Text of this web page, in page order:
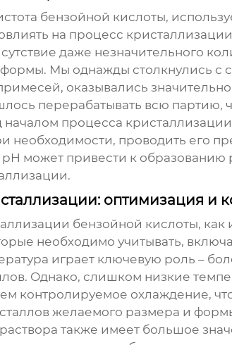
бензойной кислоты,
на процесс
даже незначительного
Мы однажды столкнулись с
оказывались
перерабатывать всю партию,
началом процесса
необходимости, проводить его
может привести к образованию
оптимизация и
бензойной кислоты, как
необходимо учитывать,
играет ключевую роль –
Однако, слишком низкие
контролируемое охлаждение,
желаемого размера и
также имеет большое